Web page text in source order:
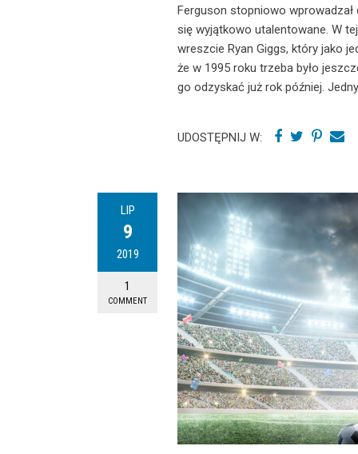
Ferguson stopniowo wprowadzał
się wyjątkowo utalentowane. W
wreszcie Ryan Giggs, który jako
że w 1995 roku trzeba było
go odzyskać już rok później.
UDOSTĘPNIJ W:
LIP
9
2019
1
COMMENT